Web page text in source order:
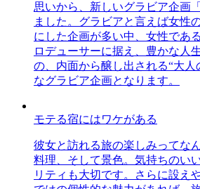
思いから、新しいグラビア企画
ました。グラビアと言えば女性
にした企画が多い中、女性であ
ロデューサーに据え、豊かな人
の、内面から醸し出される“大人
なグラビア企画となります。
モテる宿にはワケがある
彼女と訪れる旅の楽しみってな
料理、そして景色。気持ちのい
リティも大切です。さらに設え